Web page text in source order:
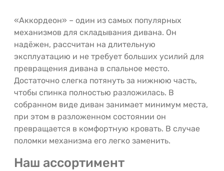
«Аккордеон» – один из самых популярных
механизмов для складывания дивана. Он
надёжен, рассчитан на длительную
эксплуатацию и не требует больших усилий для
превращения дивана в спальное место.
Достаточно слегка потянуть за нижнюю часть,
чтобы спинка полностью разложилась. В
собранном виде диван занимает минимум места,
при этом в разложенном состоянии он
превращается в комфортную кровать. В случае
поломки механизма его легко заменить.
Наш ассортимент